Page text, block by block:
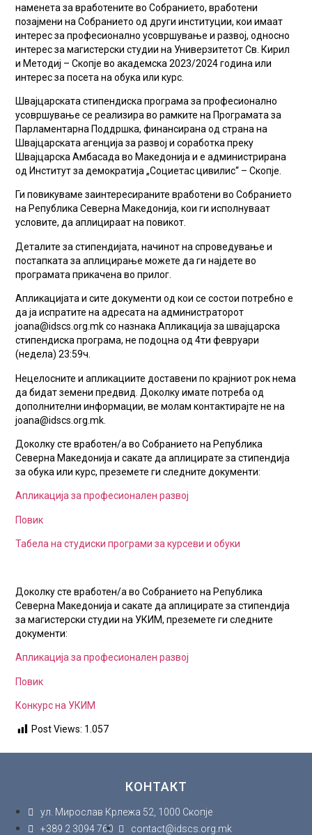
наменета за вработените во Собранието, вработени
позајмени на Собранието од други институции, кои имаат
интерес за професионално усовршување и развој, односно
интерес за магистерски студии на Универзитетот Св. Кирил
и Методиј – Скопје во академска 2023/2024 година или
интерес за посета на обука или курс.
Швајцарската стипендиска програма за професионално
усовршување се реализира во рамките на Програмата за
Парламентарна Поддршка, финансирана од страна на
Швајцарската агенција за развој и соработка преку
Швајцарска Амбасада во Македонија и е администрирана
од Институт за демократија „Социетас цивилис“ – Скопје.
Ги повикуваме заинтересираните вработени во Собранието
на Република Северна Македонија, кои ги исполнуваат
условите, да аплицираат на повикот.
Деталите за стипендијата, начинот на спроведување и
постапката за аплицирање можете да ги најдете во
програмата прикачена во прилог.
Апликацијата и сите документи од кои се состои потребно е
да ја испратите на адресата на администраторот
joana@idscs.org.mk со назнака Апликација за швајцарска
стипендиска програма, не подоцна од 4ти февруари
(недела) 23:59ч.
Нецелосните и апликациите доставени по крајниот рок нема
да бидат земени предвид. Доколку имате потреба од
дополнителни информации, ве молам контактирајте не на
joana@idscs.org.mk.
Доколку сте вработен/а во Собранието на Република
Северна Македонија и сакате да аплицирате за стипендија
за обука или курс, преземете ги следните документи:
Апликација за професионален развој
Повик
Табела на студиски програми за курсеви и обуки
Доколку сте вработен/а во Собранието на Република
Северна Македонија и сакате да аплицирате за стипендија
за магистерски студии на УКИМ, преземете ги следните
документи:
Апликација за професионален развој
Повик
Конкурс на УКИМ
Post Views: 1.057
КОНТАКТ
ул. Мирослав Крлежа 52, 1000 Скопје
+389 2 3094 760
contact@idscs.org.mk